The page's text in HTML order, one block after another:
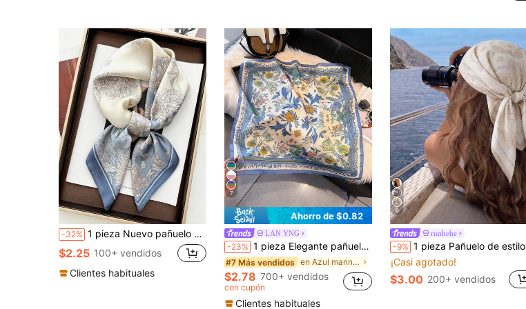
-32% 1 pieza Nuevo pañuelo cuadrado estampado para mujer, chal de seda sintética de 70*70cm apto para uso diario, pañuelo de primavera/verano, esencial de viaje, para vacaciones
$2.25 100+ vendidos
Clientes habituales
7
Ahorro de $0.82
LAN YNG
-23% 1 pieza Elegante pañuelo cuadrado de 70cm con estampado floral, pañuelo versátil, accesorio para el cabello, pañuelo de seda sintética de moda para mujeres
#7 Más vendidos en Azul marino Pañuelos y bufandas cuadradas para
$2.78 700+ vendidos
con cupón
Clientes habituales
6
runhehe
-9% 1 pieza Pañuelo de estilo bohemio elegante y de moda con estampado de cachemira para mujer, 70*70cm Bandana de satén Pañuelo casual para la cabeza, Adecuado para la vida diaria
¡Casi agotado!
$3.00 200+ vendidos